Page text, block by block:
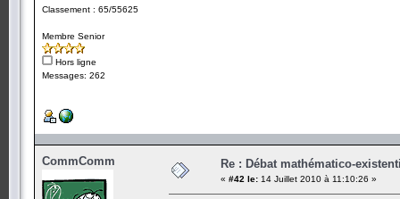
Classement : 65/55625
Membre Senior
Hors ligne
Messages: 262
CommComm Re : Débat mathématico-
« #42 le: 14 Juillet 2010 à 11:10:26 »